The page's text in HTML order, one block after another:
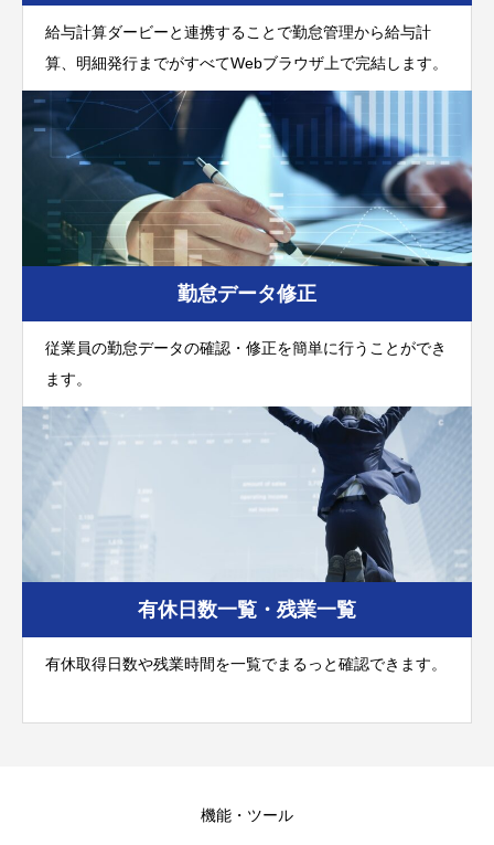
給与計算ダービーと連携することで勤怠管理から給与計
算、明細発行までがすべてWebブラウザ上で完結します。
勤怠データ修正
従業員の勤怠データの確認・修正を簡単に行うことができ
ます。
有休日数一覧・残業一覧
有休取得日数や残業時間を一覧でまるっと確認できます。
機能・ツール